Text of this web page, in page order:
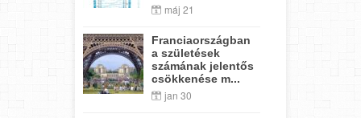
máj 21
Franciaországban
a születések
számának jelentős
csökkenése m...
jan 30